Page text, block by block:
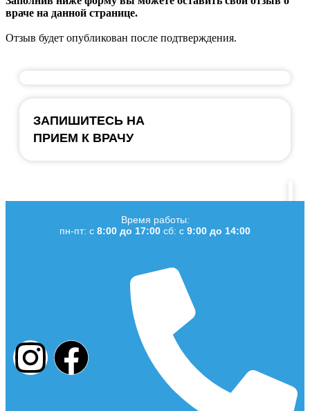
враче на данной странице.
Отзыв будет опубликован после подтверждения.
ЗАПИШИТЕСЬ НА
ПРИЕМ К ВРАЧУ
Время работы:
пн-пт: с 8:00 до 17:00 сб: с 9:00 до 14:00